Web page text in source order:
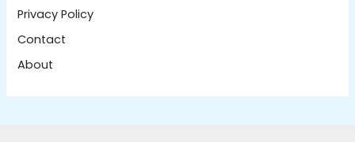
Privacy Policy
Contact
About